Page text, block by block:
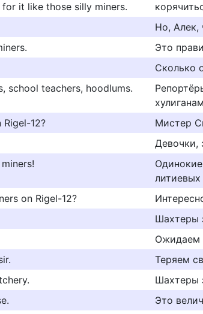
it like those silly miners.
Но, Алек,
Это
Сколько
school teachers, hoodlums.
12?
Мистер
Девочки,
on Rigel-12?
Шахтеры
Ожидаем
Теряем
Шахтеры
Это